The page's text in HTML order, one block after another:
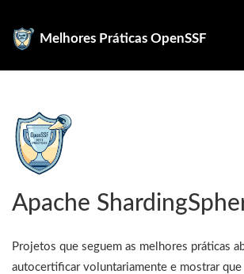
Melhores Práticas OpenSSF
Apache
Projetos que seguem as melhores práticas
autocertificar voluntariamente e mostrar que